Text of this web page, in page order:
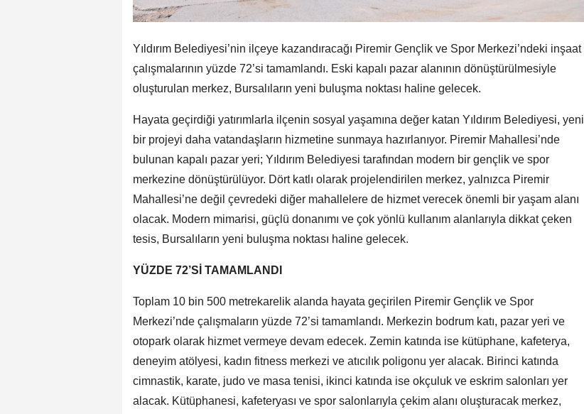
Yıldırım Belediyesi’nin ilçeye kazandıracağı Piremir Gençlik ve Spor Merkezi’ndeki inşaat
çalışmalarının yüzde 72’si tamamlandı. Eski kapalı pazar alanının dönüştürülmesiyle
oluşturulan merkez, Bursalıların yeni buluşma noktası haline gelecek.
Hayata geçirdiği yatırımlarla ilçenin sosyal yaşamına değer katan Yıldırım Belediyesi, yeni
bir projeyi daha vatandaşların hizmetine sunmaya hazırlanıyor. Piremir Mahallesi’nde
bulunan kapalı pazar yeri; Yıldırım Belediyesi tarafından modern bir gençlik ve spor
merkezine dönüştürülüyor. Dört katlı olarak projelendirilen merkez, yalnızca Piremir
Mahallesi’ne değil çevredeki diğer mahallelere de hizmet verecek önemli bir yaşam alanı
olacak. Modern mimarisi, güçlü donanımı ve çok yönlü kullanım alanlarıyla dikkat çeken
tesis, Bursalıların yeni buluşma noktası haline gelecek.
YÜZDE 72’Sİ TAMAMLANDI
Toplam 10 bin 500 metrekarelik alanda hayata geçirilen Piremir Gençlik ve Spor
Merkezi’nde çalışmaların yüzde 72’si tamamlandı. Merkezin bodrum katı, pazar yeri ve
otopark olarak hizmet vermeye devam edecek. Zemin katında ise kütüphane, kafeterya,
deneyim atölyesi, kadın fitness merkezi ve atıcılık poligonu yer alacak. Birinci katında
cimnastik, karate, judo ve masa tenisi, ikinci katında ise okçuluk ve eskrim salonları yer
alacak. Kütüphanesi, kafeteryası ve spor salonlarıyla çekim alanı oluşturacak merkez,